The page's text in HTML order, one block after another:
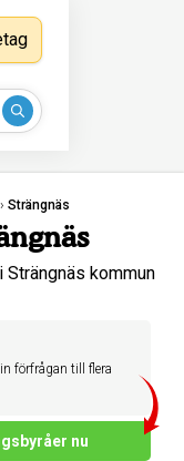
› Strängnäs
kommun
förfrågan till flera
nu